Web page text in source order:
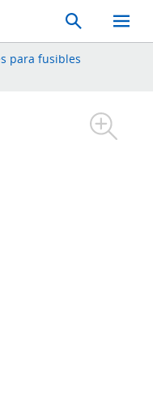
Search
Toggle
Mobile
para fusibles